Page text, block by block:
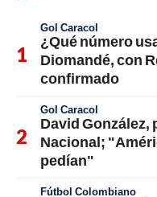
Gol Caracol
¿Qué número
Diomandé, con
confirmado
Gol Caracol
David
Nacional;
pedían"
Fútbol Colombiano